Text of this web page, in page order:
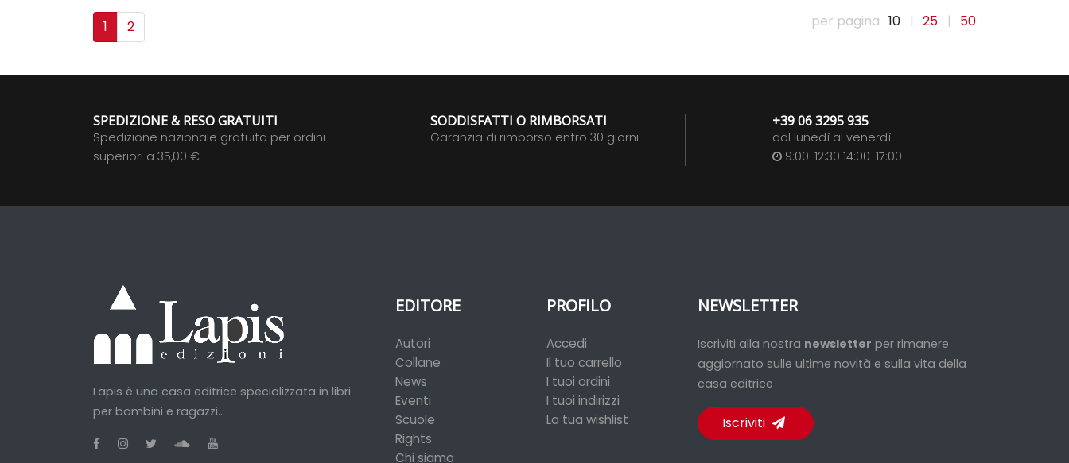
1 2 per pagina 10 | 25 | 50
SPEDIZIONE & RESO GRATUITI
Spedizione nazionale gratuita per ordini
superiori a 35,00 €
SODDISFATTI O RIMBORSATI
Garanzia di rimborso entro 30 giorni
+39 06 3295 935
dal lunedì al venerdì
9:00-12:30 14:00-17:00
Lapis è una casa editrice specializzata in libri
per bambini e ragazzi...
EDITORE
Autori
Collane
News
Eventi
Scuole
Rights
Chi siamo
PROFILO
Accedi
Il tuo carrello
I tuoi ordini
I tuoi indirizzi
La tua wishlist
NEWSLETTER
Iscriviti alla nostra newsletter per rimanere
aggiornato sulle ultime novità e sulla vita della
casa editrice
Iscriviti